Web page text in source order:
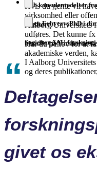
Hvis du gerne vil
virksomhed eller
forskere.
Køb konsulentydelser
Aalborg Universitets
udføres. Det kunne
trække på forskernes
Få en ErhvervsPhD i
Har du behov for at
akademiske verden,
Søg efter AAU-forskning
I Aalborg
og deres
givet os